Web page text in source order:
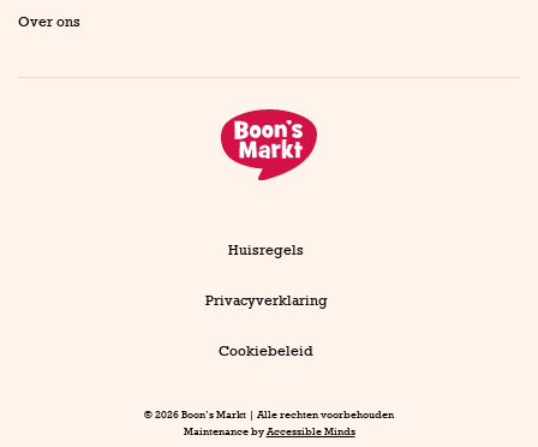
Over ons
Huisregels
Privacyverklaring
Cookiebeleid
© 2026 Boon’s Markt | Alle rechten voorbehouden
Maintenance byAccessible Minds